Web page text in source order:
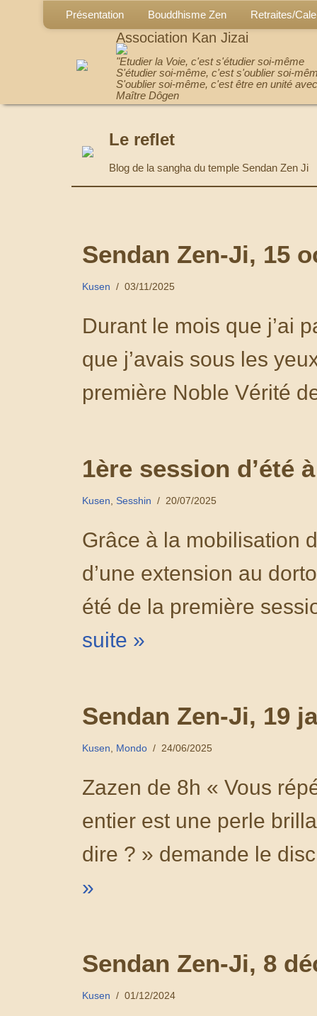
Présentation Bouddhisme Zen Retraites/
Association Kan Jizai
"Etudier la Voie, c'est s'étudier soi-même
S'étudier soi-même, c'est s'oublier soi-
S'oublier soi-même, c'est être en unité
Maître Dôgen
Le reflet
Blog de la sangha du temple Sendan Zen Ji